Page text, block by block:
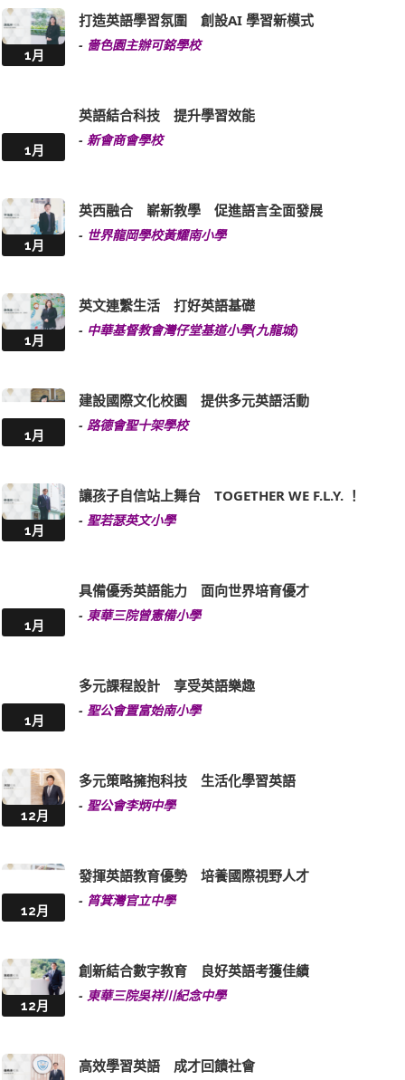
1月
打造英語學習氛圍 創設AI 學習新模式
- 嗇色園主辦可銘學校
1月
英語結合科技 提升學習效能
- 新會商會學校
1月
英西融合 嶄新教學 促進語言全面發展
- 世界龍岡學校黃耀南小學
1月
英文連繫生活 打好英語基礎
- 中華基督教會灣仔堂基道小學(九龍城)
1月
建設國際文化校園 提供多元英語活動
- 路德會聖十架學校
1月
讓孩子自信站上舞台 TOGETHER WE F.L.Y. ！
- 聖若瑟英文小學
1月
具備優秀英語能力 面向世界培育優才
- 東華三院曾憲備小學
1月
多元課程設計 享受英語樂趣
- 聖公會置富始南小學
12月
多元策略擁抱科技 生活化學習英語
- 聖公會李炳中學
12月
發揮英語教育優勢 培養國際視野人才
- 筲箕灣官立中學
12月
創新結合數字教育 良好英語考獲佳績
- 東華三院吳祥川紀念中學
高效學習英語 成才回饋社會